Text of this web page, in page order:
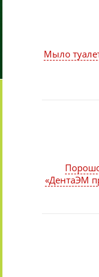
Мыло
«ДентаЭМ